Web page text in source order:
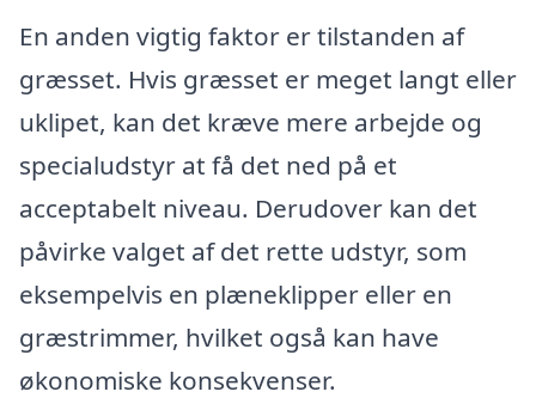
En anden vigtig faktor er tilstanden af
græsset. Hvis græsset er meget langt eller
uklipet, kan det kræve mere arbejde og
specialudstyr at få det ned på et
acceptabelt niveau. Derudover kan det
påvirke valget af det rette udstyr, som
eksempelvis en plæneklipper eller en
græstrimmer, hvilket også kan have
økonomiske konsekvenser.